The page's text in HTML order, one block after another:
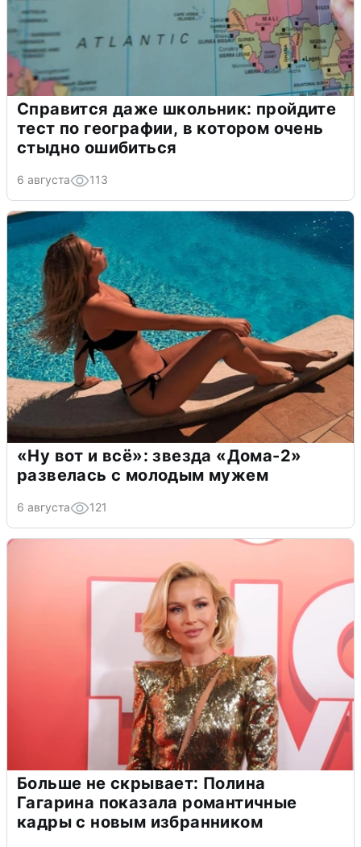
Справится даже школьник: пройдите
тест по географии, в котором очень
стыдно ошибиться
6 августа 113
«Ну вот и всё»: звезда «Дома-2»
развелась с молодым мужем
6 августа 121
Больше не скрывает: Полина
Гагарина показала романтичные
кадры с новым избранником